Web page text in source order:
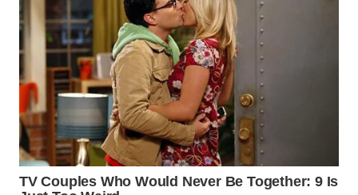
WN
LIKUPANG
WN
LABUANBAJO
WN
BORNEO